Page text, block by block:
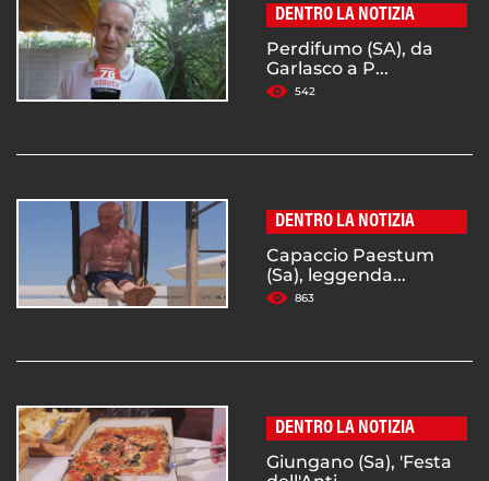
DENTRO LA NOTIZIA
Perdifumo (SA), da
Garlasco a P...
542
DENTRO LA NOTIZIA
Capaccio Paestum
(Sa), leggenda...
863
DENTRO LA NOTIZIA
Giungano (Sa), 'Festa